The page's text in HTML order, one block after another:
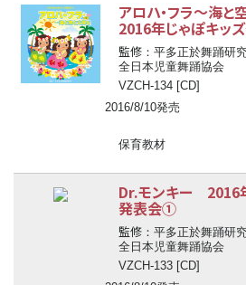
アロハ・フラ〜海と
2016年じゃぽキッ
監修 ：平多正於舞踊研究
全日本児童舞踊協会
VZCH-134 [CD]
2016/8/10発売
保育教材
Dr.モンキー 2016
発表会①
監修 ：平多正於舞踊研究
全日本児童舞踊協会
VZCH-133 [CD]